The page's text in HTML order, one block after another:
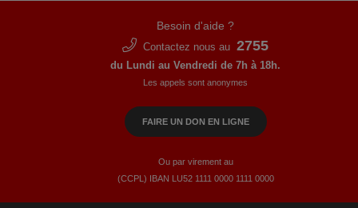
Besoin d'aide ?
Contactez nous au 2755
du Lundi au Vendredi de 7h à 18h.
Les appels sont anonymes
FAIRE UN DON EN LIGNE
Ou par virement au
(CCPL) IBAN LU52​ 1111​ 0000​ 1111​ 0000